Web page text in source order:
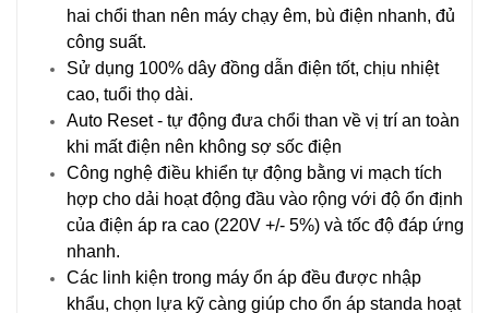
hai chổi than nên máy chạy êm, bù điện nhanh, đủ
công suất.
Sử dụng 100% dây đồng dẫn điện tốt, chịu nhiệt
cao, tuổi thọ dài.
Auto Reset - tự động đưa chổi than về vị trí an toàn
khi mất điện nên không sợ sốc điện
Công nghệ điều khiển tự động bằng vi mạch tích
hợp cho dải hoạt động đầu vào rộng với độ ổn định
của điện áp ra cao (220V +/- 5%) và tốc độ đáp ứng
nhanh.
Các linh kiện trong máy ổn áp đều được nhập
khẩu, chọn lựa kỹ càng giúp cho ổn áp standa hoạt